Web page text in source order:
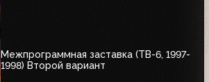
Межпрограммная заставка (ТВ-6, 1997-
1998) Второй вариант